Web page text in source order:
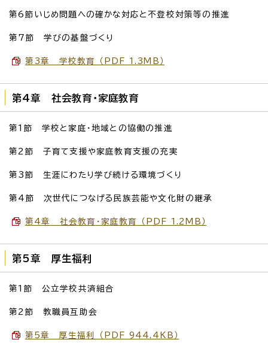
第6節いじめ問題への確かな対応と不登校対策等の推進
第7節 学びの基盤づくり
第3章 学校教育 （PDF 1.3MB）
第4章 社会教育・家庭教育
第1節 学校と家庭・地域との協働の推進
第2節 子育て支援や家庭教育支援の充実
第3節 生涯にわたり学び続ける環境づくり
第4節 次世代につなげる民族芸能や文化財の継承
第4章 社会教育・家庭教育 （PDF 1.2MB）
第5章 厚生福利
第1節 公立学校共済組合
第2節 教職員互助会
第5章 厚生福利 （PDF 944.4KB）